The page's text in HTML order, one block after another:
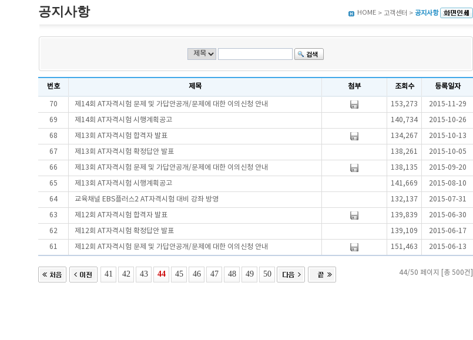
공지사항 HOME > 고객센터 > 공지사항
번호 제목 첨부 조회수 등록일자
70 제14회 AT자격시험 문제 및 가답안공개/문제에 대한 이의신청 안내 153,273 2015-11-29
69 제14회 AT자격시험 시행계획공고 140,734 2015-10-26
68 제13회 AT자격시험 합격자 발표 134,267 2015-10-13
67 제13회 AT자격시험 확정답안 발표 138,261 2015-10-05
66 제13회 AT자격시험 문제 및 가답안공개/문제에 대한 이의신청 안내 138,135 2015-09-20
65 제13회 AT자격시험 시행계획공고 141,669 2015-08-10
64 교육채널 EBS플러스2 AT자격시험 대비 강좌 방영 132,137 2015-07-31
63 제12회 AT자격시험 합격자 발표 139,839 2015-06-30
62 제12회 AT자격시험 확정답안 발표 139,109 2015-06-17
61 제12회 AT자격시험 문제 및 가답안공개/문제에 대한 이의신청 안내 151,463 2015-06-13
41 42 43 44 45 46 47 48 49 50 44/50 페이지 [총 500건]